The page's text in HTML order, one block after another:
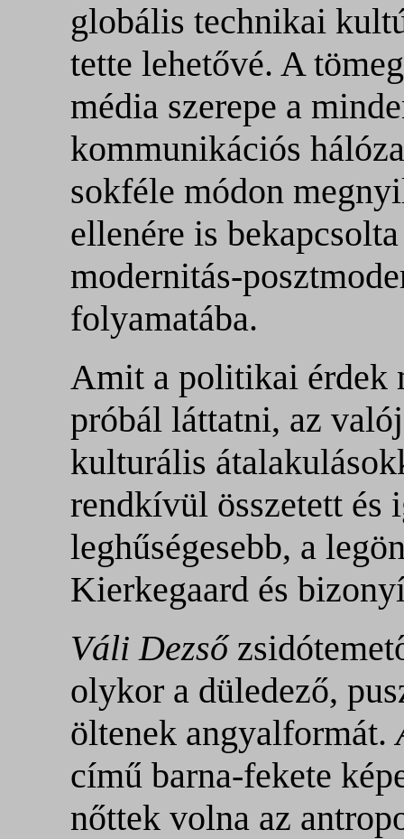
globális technikai
tette lehetővé. A
média szerepe a
kommunikációs
sokféle módon
ellenére is
modernitás-
folyamatába.
Amit a politikai érdek
próbál láttatni, az
kulturális
rendkívül összetett és
leghűségesebb, a
Kierkegaard és
Váli Dezső
olykor a düledező,
öltenek angyalformát.
című barna-fekete
nőttek volna az